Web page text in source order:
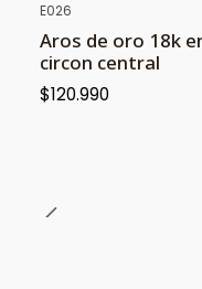
E026
Aros de oro 18k
circon central
$120.990